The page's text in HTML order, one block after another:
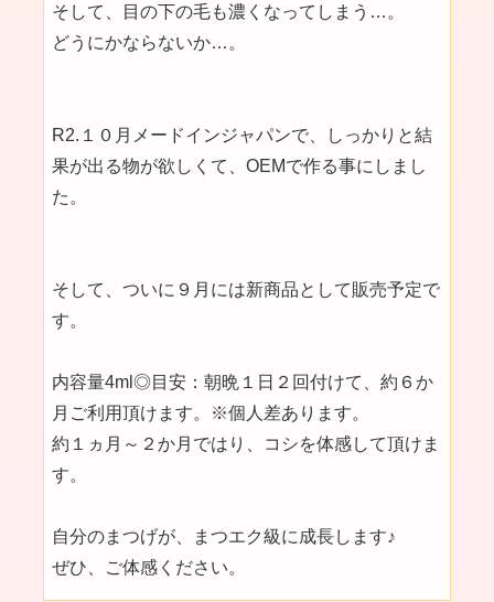
そして、目の下の毛も濃くなってしまう…。
どうにかならないか…。
R2.１０月メードインジャパンで、しっかりと結
果が出る物が欲しくて、OEMで作る事にしまし
た。
そして、ついに９月には新商品として販売予定で
す。
内容量4ml◎目安：朝晩１日２回付けて、約６か
月ご利用頂けます。※個人差あります。
約１ヵ月～２か月ではり、コシを体感して頂けま
す。
自分のまつげが、まつエク級に成長します♪
ぜひ、ご体感ください。